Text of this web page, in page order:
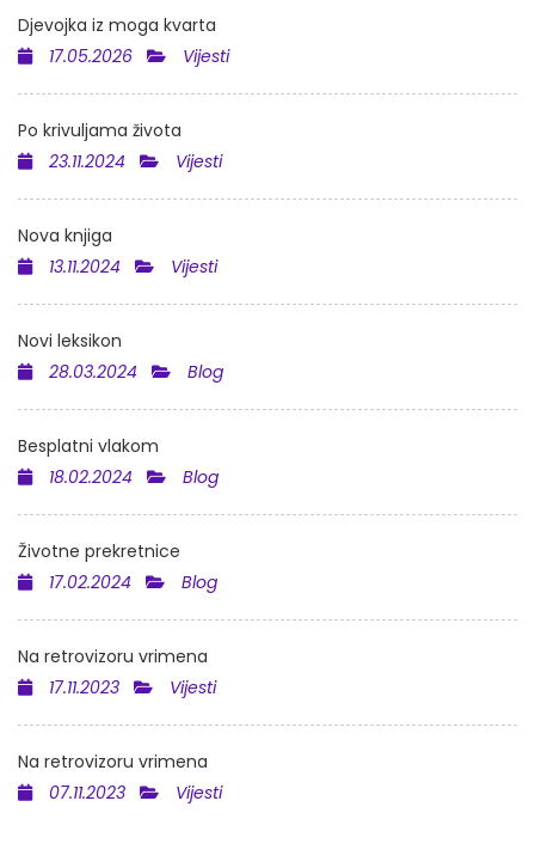
Djevojka iz moga kvarta
17.05.2026
Vijesti
Po krivuljama života
23.11.2024
Vijesti
Nova knjiga
13.11.2024
Vijesti
Novi leksikon
28.03.2024
Blog
Besplatni vlakom
18.02.2024
Blog
Životne prekretnice
17.02.2024
Blog
Na retrovizoru vrimena
17.11.2023
Vijesti
Na retrovizoru vrimena
07.11.2023
Vijesti